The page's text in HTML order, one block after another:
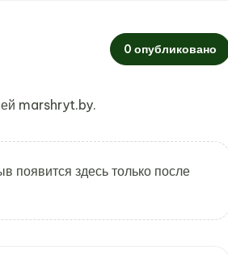
0 опубликовано
marshryt.by.
появится здесь только после